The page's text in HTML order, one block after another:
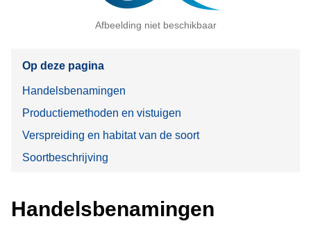
Afbeelding niet beschikbaar
Op deze pagina
Handelsbenamingen
Productiemethoden en vistuigen
Verspreiding en habitat van de soort
Soortbeschrijving
Handelsbenamingen